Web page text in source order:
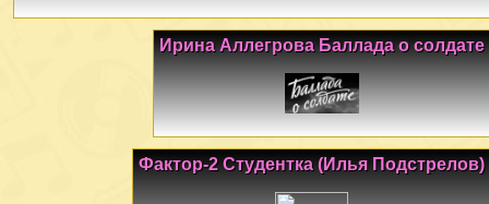
Ирина Аллегрова Баллада о солдате
Фактор-2 Студентка (Илья Подстрелов)